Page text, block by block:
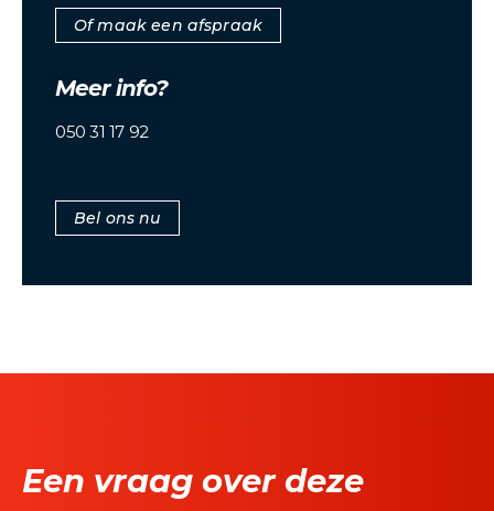
Of maak een afspraak
Meer info?
050 31 17 92
Bel ons nu
Een vraag over deze